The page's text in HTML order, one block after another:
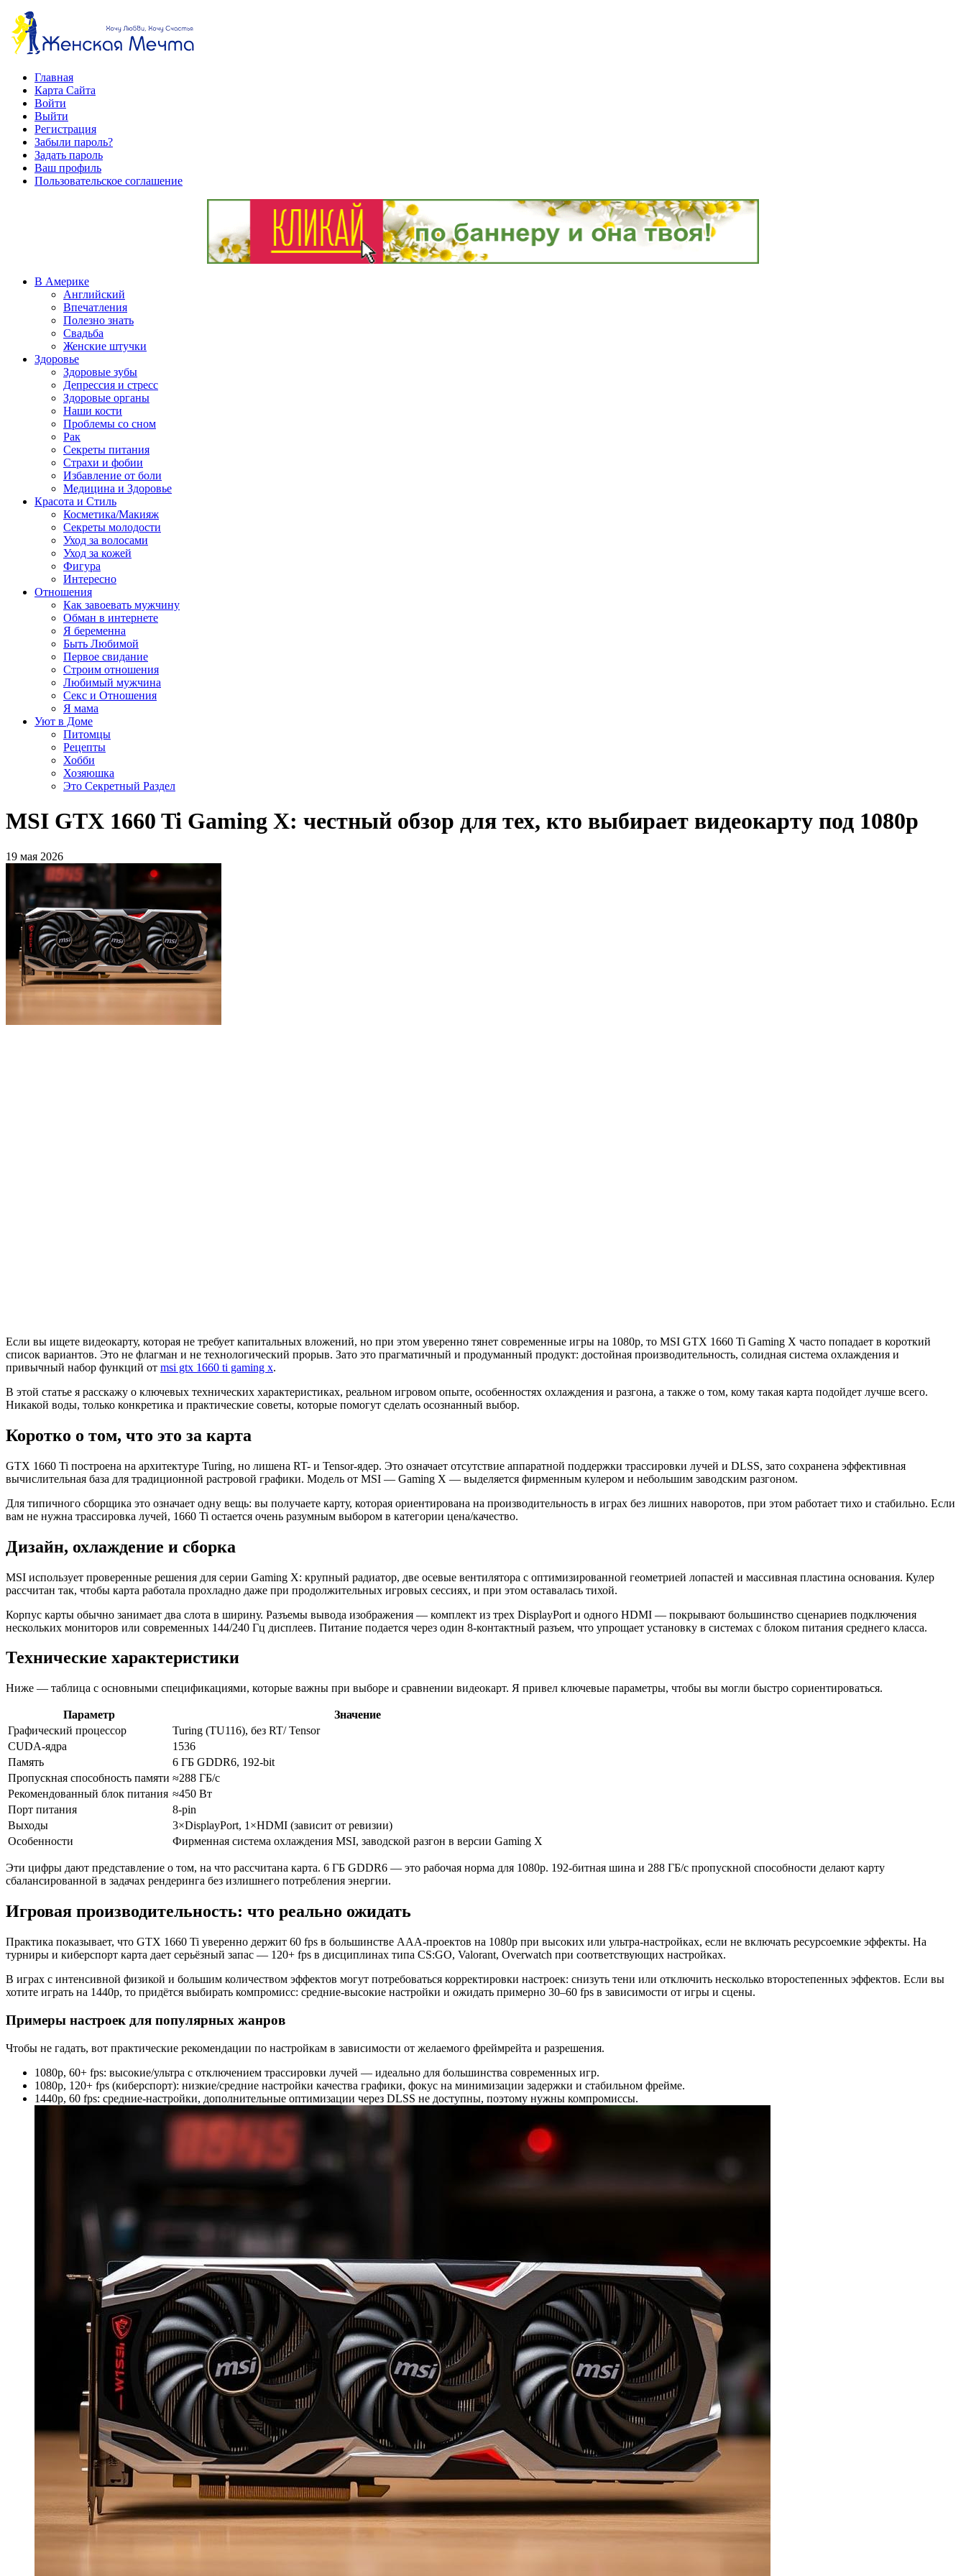
Главная
Карта Сайта
Войти
Выйти
Регистрация
Забыли пароль?
Задать пароль
Ваш профиль
Пользовательское соглашение
В Америке
Английский
Впечатления
Полезно знать
Свадьба
Женские штучки
Здоровье
Здоровые зубы
Депрессия и стресс
Здоровые органы
Наши кости
Проблемы со сном
Рак
Секреты питания
Страхи и фобии
Избавление от боли
Медицина и Здоровье
Красота и Стиль
Косметика/Макияж
Секреты молодости
Уход за волосами
Уход за кожей
Фигура
Интересно
Отношения
Как завоевать мужчину
Обман в интернете
Я беременна
Быть Любимой
Первое свидание
Строим отношения
Любимый мужчина
Секс и Отношения
Я мама
Уют в Доме
Питомцы
Рецепты
Хобби
Хозяюшка
Это Секретный Раздел
MSI GTX 1660 Ti Gaming X: честный обзор для тех, кто выбирает видеокарту под 1080p
19 мая 2026
Если вы ищете видеокарту, которая не требует капитальных вложений, но при этом уверенно тянет современные игры на 1080p, то MSI GTX 1660 Ti Gaming X часто попадает в короткий
список вариантов. Это не флагман и не технологический прорыв. Зато это прагматичный и продуманный продукт: достойная производительность, солидная система охлаждения и
привычный набор функций от msi gtx 1660 ti gaming x.
В этой статье я расскажу о ключевых технических характеристиках, реальном игровом опыте, особенностях охлаждения и разгона, а также о том, кому такая карта подойдет лучше всего.
Никакой воды, только конкретика и практические советы, которые помогут сделать осознанный выбор.
Коротко о том, что это за карта
GTX 1660 Ti построена на архитектуре Turing, но лишена RT- и Tensor-ядер. Это означает отсутствие аппаратной поддержки трассировки лучей и DLSS, зато сохранена эффективная
вычислительная база для традиционной растровой графики. Модель от MSI — Gaming X — выделяется фирменным кулером и небольшим заводским разгоном.
Для типичного сборщика это означает одну вещь: вы получаете карту, которая ориентирована на производительность в играх без лишних наворотов, при этом работает тихо и стабильно. Если
вам не нужна трассировка лучей, 1660 Ti остается очень разумным выбором в категории цена/качество.
Дизайн, охлаждение и сборка
MSI использует проверенные решения для серии Gaming X: крупный радиатор, две осевые вентилятора с оптимизированной геометрией лопастей и массивная пластина основания. Кулер
рассчитан так, чтобы карта работала прохладно даже при продолжительных игровых сессиях, и при этом оставалась тихой.
Корпус карты обычно занимает два слота в ширину. Разъемы вывода изображения — комплект из трех DisplayPort и одного HDMI — покрывают большинство сценариев подключения
нескольких мониторов или современных 144/240 Гц дисплеев. Питание подается через один 8-контактный разъем, что упрощает установку в системах с блоком питания среднего класса.
Технические характеристики
Ниже — таблица с основными спецификациями, которые важны при выборе и сравнении видеокарт. Я привел ключевые параметры, чтобы вы могли быстро сориентироваться.
Параметр
Значение
Графический процессор
Turing (TU116), без RT/ Tensor
CUDA-ядра
1536
Память
6 ГБ GDDR6, 192-bit
Пропускная способность памяти ≈288 ГБ/с
Рекомендованный блок питания ≈450 Вт
Порт питания
8-pin
Выходы
3×DisplayPort, 1×HDMI (зависит от ревизии)
Особенности
Фирменная система охлаждения MSI, заводской разгон в версии Gaming X
Эти цифры дают представление о том, на что рассчитана карта. 6 ГБ GDDR6 — это рабочая норма для 1080p. 192-битная шина и 288 ГБ/с пропускной способности делают карту
сбалансированной в задачах рендеринга без излишнего потребления энергии.
Игровая производительность: что реально ожидать
Практика показывает, что GTX 1660 Ti уверенно держит 60 fps в большинстве AAA-проектов на 1080p при высоких или ультра-настройках, если не включать ресурсоемкие эффекты. На
турниры и киберспорт карта дает серьёзный запас — 120+ fps в дисциплинах типа CS:GO, Valorant, Overwatch при соответствующих настройках.
В играх с интенсивной физикой и большим количеством эффектов могут потребоваться корректировки настроек: снизуть тени или отключить несколько второстепенных эффектов. Если вы
хотите играть на 1440p, то придётся выбирать компромисс: средние‑высокие настройки и ожидать примерно 30–60 fps в зависимости от игры и сцены.
Примеры настроек для популярных жанров
Чтобы не гадать, вот практические рекомендации по настройкам в зависимости от желаемого фреймрейта и разрешения.
1080p, 60+ fps: высокие/ультра с отключением трассировки лучей — идеально для большинства современных игр.
1080p, 120+ fps (киберспорт): низкие/средние настройки качества графики, фокус на минимизации задержки и стабильном фрейме.
1440p, 60 fps: средние-настройки, дополнительные оптимизации через DLSS не доступны, поэтому нужны компромиссы.